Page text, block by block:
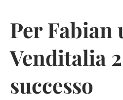
Per Fabian
Venditalia
successo